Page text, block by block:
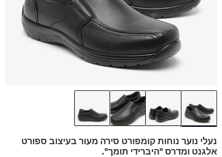
נעלי נוער נוחות קומפורט סירה מעור בעיצוב ספורט
אלגנט ומדרס "היברידי תומך".